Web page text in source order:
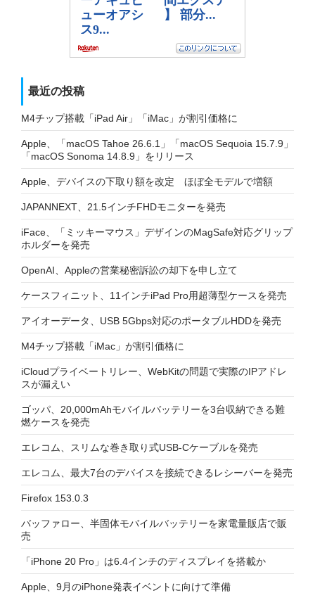
最近の投稿
M4チップ搭載「iPad Air」「iMac」が割引価格に
Apple、「macOS Tahoe 26.6.1」「macOS Sequoia 15.7.9」
「macOS Sonoma 14.8.9」をリリース
Apple、デバイスの下取り額を改定 ほぼ全モデルで増額
JAPANNEXT、21.5インチFHDモニターを発売
iFace、「ミッキーマウス」デザインのMagSafe対応グリップ
ホルダーを発売
OpenAI、Appleの営業秘密訴訟の却下を申し立て
ケースフィニット、11インチiPad Pro用超薄型ケースを発売
アイオーデータ、USB 5Gbps対応のポータブルHDDを発売
M4チップ搭載「iMac」が割引価格に
iCloudプライベートリレー、WebKitの問題で実際のIPアドレ
スが漏えい
ゴッパ、20,000mAhモバイルバッテリーを3台収納できる難
燃ケースを発売
エレコム、スリムな巻き取り式USB-Cケーブルを発売
エレコム、最大7台のデバイスを接続できるレシーバーを発売
Firefox 153.0.3
バッファロー、半固体モバイルバッテリーを家電量販店で販
売
「iPhone 20 Pro」は6.4インチのディスプレイを搭載か
Apple、9月のiPhone発表イベントに向けて準備